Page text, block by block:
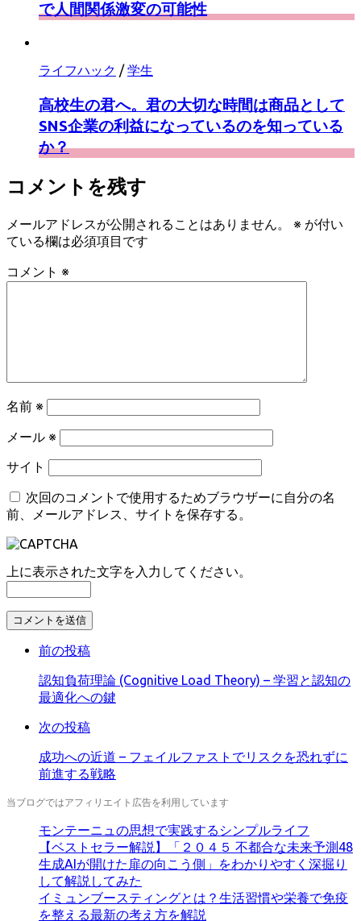
で人間関係激変の可能性
ライフハック /学生
高校生の君へ。君の大切な時間は商品として
SNS企業の利益になっているのを知っている
か？
コメントを残す
メールアドレスが公開されることはありません。 ※ が付い
ている欄は必須項目です
コメント ※
名前 ※
メール ※
サイト
次回のコメントで使用するためブラウザーに自分の名
前、メールアドレス、サイトを保存する。
上に表示された文字を入力してください。
コ
メ
す
る
前の投稿
認知負荷理論 (Cognitive Load Theory) – 学習と認知の
最適化への鍵
次の投稿
成功への近道 – フェイルファストでリスクを恐れずに
前進する戦略
当ブログではアフィリエイト広告を利用しています
モンテーニュの思想で実践するシンプルライフ
【ベストセラー解説】「２０４５ 不都合な未来予測48
生成AIが開けた扉の向こう側」をわかりやすく深掘り
して解説してみた
イミュンブースティングとは？生活習慣や栄養で免疫
を整える最新の考え方を解説